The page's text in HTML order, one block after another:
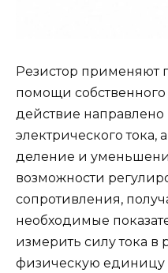
Резистор применяют
помощи
действие
электрического тока,
деление и
возможности
сопротивления,
необходимые
измерить силу тока
физическую единицу